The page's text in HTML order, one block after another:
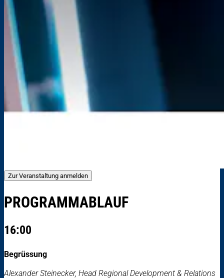
Zur Veranstaltung anmelden
PROGRAMMABLAUF
16:00
Begrüssung
Alexander Steinecker, Head Regional Development & Relations